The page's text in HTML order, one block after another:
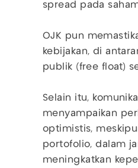
spread pada
OJK pun
kebijakan, di
publik (free float)
Selain itu,
menyampaikan
optimistis,
portofolio, dalam
meningkatkan